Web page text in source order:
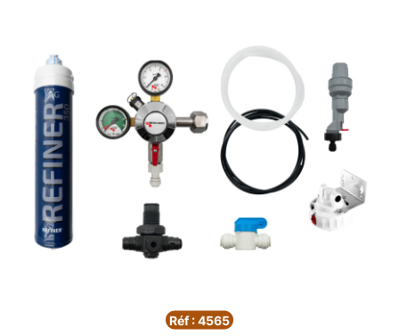
Réf : 4565